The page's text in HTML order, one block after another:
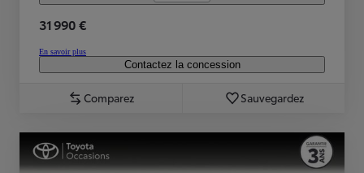
31 990 €
En savoir plus
Contactez la concession
Comparez Sauvegardez